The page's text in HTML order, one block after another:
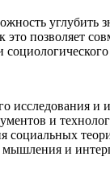
углубить
это позволяет
исследования и
и
социальных
мышления и